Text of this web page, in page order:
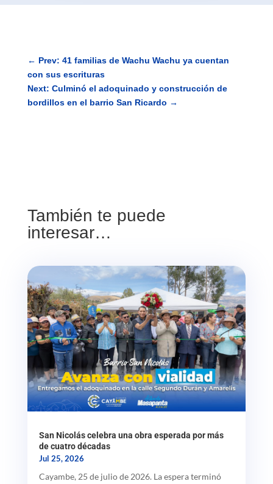
← Prev: 41 familias de Wachu Wachu ya cuentan
con sus escrituras
Next: Culminó el adoquinado y construcción de
bordillos en el barrio San Ricardo →
También te puede
interesar…
San Nicolás celebra una obra esperada por más
de cuatro décadas
Jul 25, 2026
Cayambe, 25 de julio de 2026. La espera terminó